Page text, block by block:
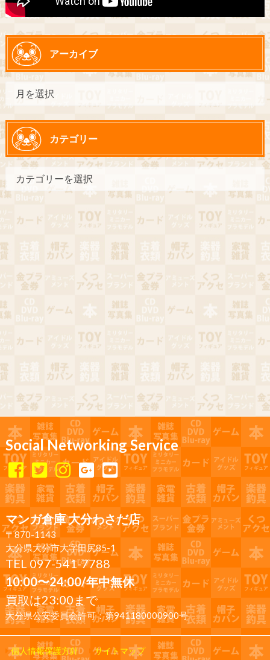
アーカイブ
カテゴリー
Social Networking Service
マンガ倉庫 大分わさだ店
〒870-1143
大分県大分市大字田尻85-1
TEL 097-541-7788
10:00〜24:00/年中無休
買取は23:00まで
大分県公安委員会許可：第941180000900号
個人情報保護方針 サイトマップ